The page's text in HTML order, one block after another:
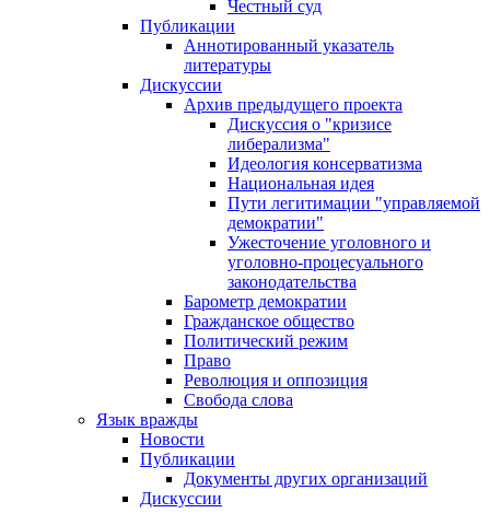
Честный суд
Публикации
Аннотированный указатель
литературы
Дискуссии
Архив предыдущего проекта
Дискуссия о "кризисе
либерализма"
Идеология консерватизма
Национальная идея
Пути легитимации "управляемой
демократии"
Ужесточение уголовного и
уголовно-процесуального
законодательства
Барометр демократии
Гражданское общество
Политический режим
Право
Революция и оппозиция
Свобода слова
Язык вражды
Новости
Публикации
Документы других организаций
Дискуссии